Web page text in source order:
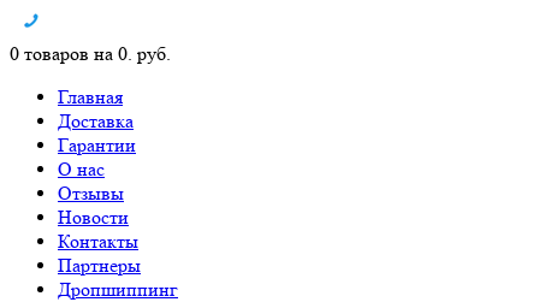
0 товаров на 0. руб.
Главная
Доставка
Гарантии
О нас
Отзывы
Новости
Контакты
Партнеры
Дропшиппинг